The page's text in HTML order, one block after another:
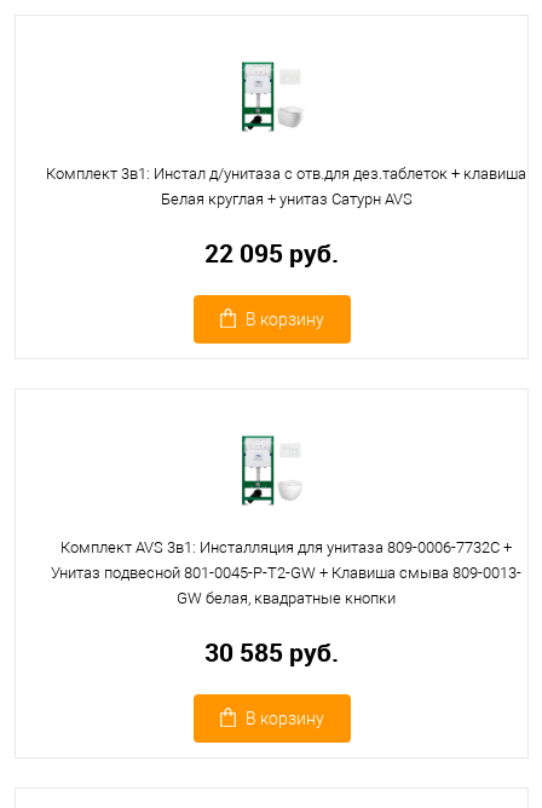
Комплект 3в1: Инстал д/унитаза с отв.для дез.таблеток + клавиша
Белая круглая + унитаз Сатурн AVS
22 095 руб.
В корзину
Комплект AVS 3в1: Инсталляция для унитаза 809-0006-7732C +
Унитаз подвесной 801-0045-P-T2-GW + Клавиша смыва 809-0013-
GW белая, квадратные кнопки
30 585 руб.
В корзину